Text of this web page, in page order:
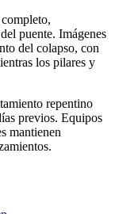
puente. Imágenes
del colapso, con
los pilares y
repentino
previos. Equipos
mantienen